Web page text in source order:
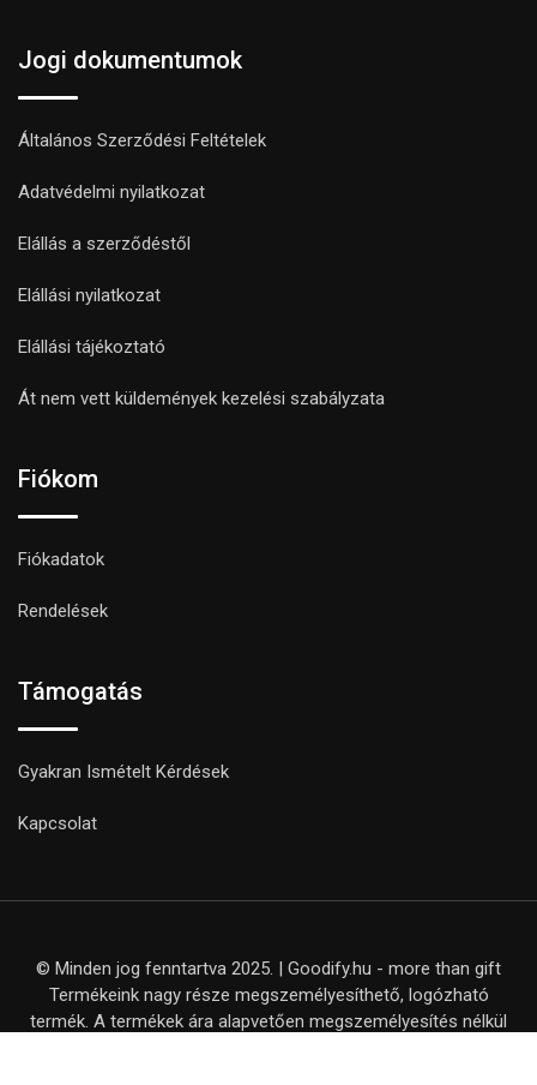
Jogi dokumentumok
Általános Szerződési Feltételek
Adatvédelmi nyilatkozat
Elállás a szerződéstől
Elállási nyilatkozat
Elállási tájékoztató
Át nem vett küldemények kezelési szabályzata
Fiókom
Fiókadatok
Rendelések
Támogatás
Gyakran Ismételt Kérdések
Kapcsolat
© Minden jog fenntartva 2025. | Goodify.hu - more than gift
Termékeink nagy része megszemélyesíthető, logózható
termék. A termékek ára alapvetően megszemélyesítés nélkül